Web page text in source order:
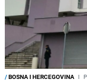
/BOSNA I HERCEGOVINA I